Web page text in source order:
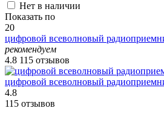
Нет в наличии
Показать по
20
цифровой всеволновый
рекомендуем
4.8 115 отзывов
цифровой всеволновый
4.8
115 отзывов